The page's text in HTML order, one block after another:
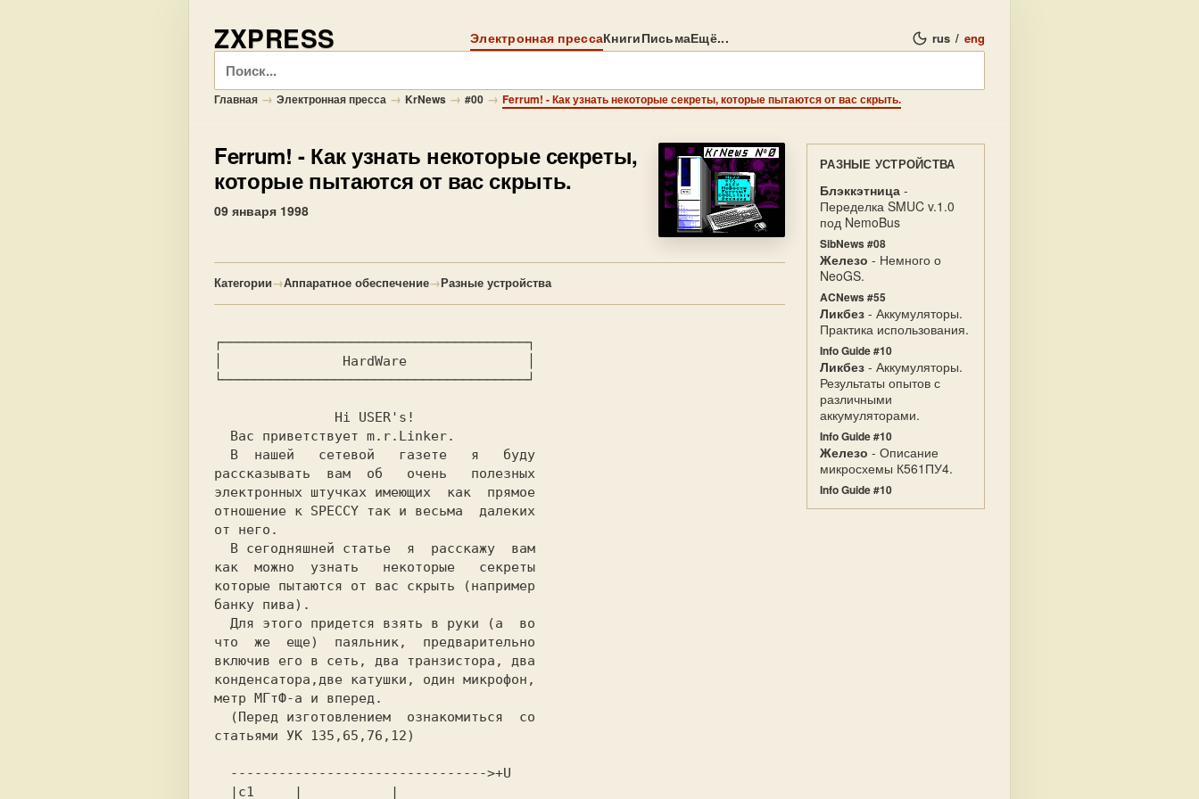
ZXPRESS Электронная прессаКнигиПисьмаЕщё... rus / eng
Поиск
Главная → Электронная пресса → KrNews → #00 → Ferrum! - Как узнать некоторые секреты, которые пытаются от вас скрыть.
Ferrum! - Как узнать некоторые секреты,
которые пытаются от вас скрыть.
09 января 1998
Категории→Аппаратное обеспечение→Разные устройства
┌──────────────────────────────────────┐
│               HardWare               │
└──────────────────────────────────────┘
рассказывать  вам  об   очень   полезных
электронных штучках имеющих  как  прямое
отношение к SPECCY так и весьма  далеких
от него.
как  можно  узнать   некоторые   секреты
которые пытаются от вас скрыть (например
банку пива).
что  же  еще)  паяльник,  предварительно
включив его в сеть, два транзистора, два
конденсатора,две катушки, один микрофон,
метр МГтФ-а и вперед.
статьями УК 135,65,76,12)
РАЗНЫЕ УСТРОЙСТВА
Блэккэтница -
Переделка SMUC v.1.0
под NemoBus
SibNews #08
Железо - Немного о
NeoGS.
ACNews #55
Ликбез - Аккумуляторы.
Практика использования.
Info Guide #10
Ликбез - Аккумуляторы.
Результаты опытов с
различными
аккумуляторами.
Info Guide #10
Железо - Описание
микросхемы К561ПУ4.
Info Guide #10